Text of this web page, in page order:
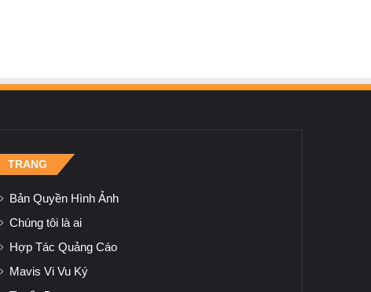
TRANG
Bản Quyền Hình Ảnh
Chúng tôi là ai
Hợp Tác Quảng Cáo
Mavis Vi Vu Ký